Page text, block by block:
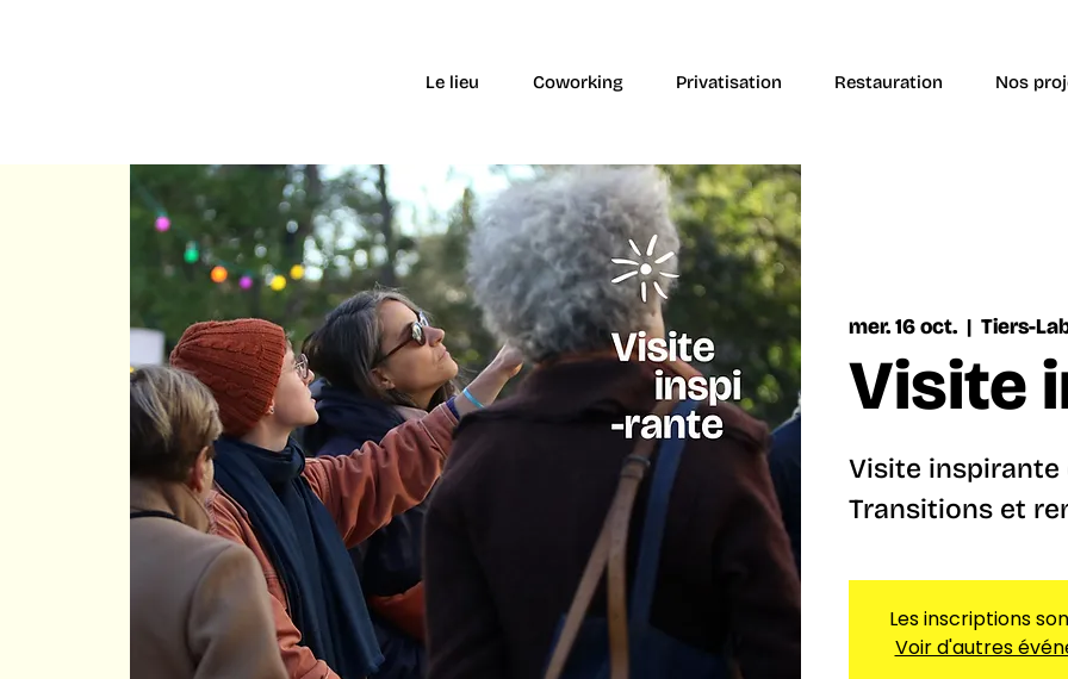
Le lieu Coworking Privatisation Restauration Nos
mer. 16 oct.
  |
Tiers-
Visite
Visite inspirante
Transitions et
Les inscriptions
Voir d'autres